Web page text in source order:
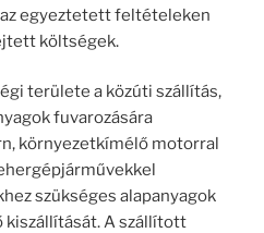
egyeztetett feltételeken
költségek.
területe a közúti szállítás,
fuvarozására
környezetkímélő motorral
szükséges alapanyagok
A szállított